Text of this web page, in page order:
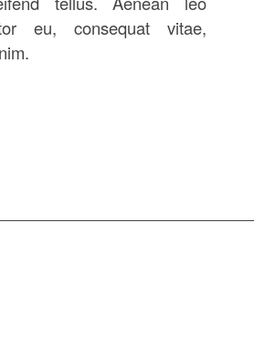
eu, consequat vitae,